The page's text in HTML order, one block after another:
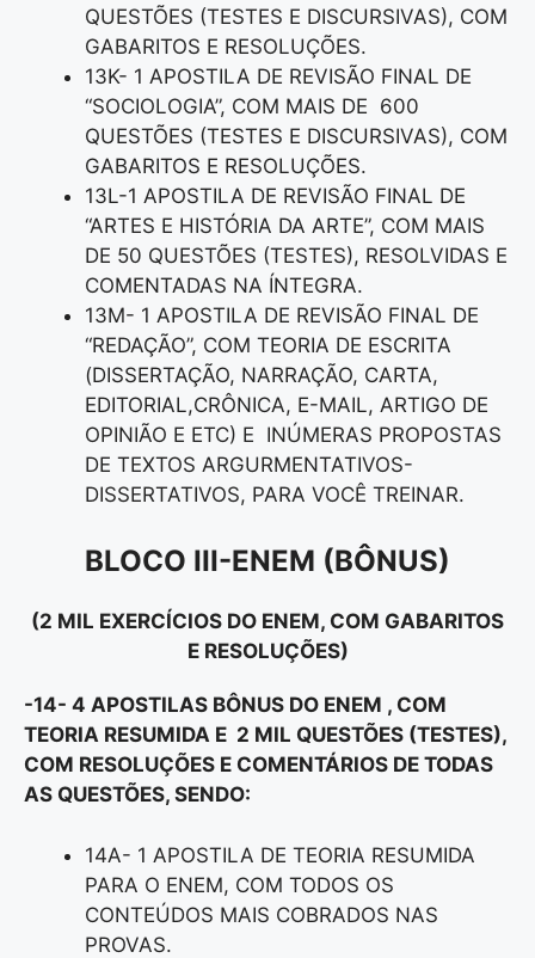
QUESTÕES (TESTES E DISCURSIVAS), COM
GABARITOS E RESOLUÇÕES.
13K- 1 APOSTILA DE REVISÃO FINAL DE
“SOCIOLOGIA”, COM MAIS DE 600
QUESTÕES (TESTES E DISCURSIVAS), COM
GABARITOS E RESOLUÇÕES.
13L-1 APOSTILA DE REVISÃO FINAL DE
“ARTES E HISTÓRIA DA ARTE”, COM MAIS
DE 50 QUESTÕES (TESTES), RESOLVIDAS E
COMENTADAS NA ÍNTEGRA.
13M- 1 APOSTILA DE REVISÃO FINAL DE
“REDAÇÃO”, COM TEORIA DE ESCRITA
(DISSERTAÇÃO, NARRAÇÃO, CARTA,
EDITORIAL,CRÔNICA, E-MAIL, ARTIGO DE
OPINIÃO E ETC) E INÚMERAS PROPOSTAS
DE TEXTOS ARGURMENTATIVOS-
DISSERTATIVOS, PARA VOCÊ TREINAR.
BLOCO III-ENEM (BÔNUS)
(2 MIL EXERCÍCIOS DO ENEM, COM GABARITOS
E RESOLUÇÕES)
-14- 4 APOSTILAS BÔNUS DO ENEM , COM
TEORIA RESUMIDA E 2 MIL QUESTÕES (TESTES),
COM RESOLUÇÕES E COMENTÁRIOS DE TODAS
AS QUESTÕES, SENDO:
14A- 1 APOSTILA DE TEORIA RESUMIDA
PARA O ENEM, COM TODOS OS
CONTEÚDOS MAIS COBRADOS NAS
PROVAS.